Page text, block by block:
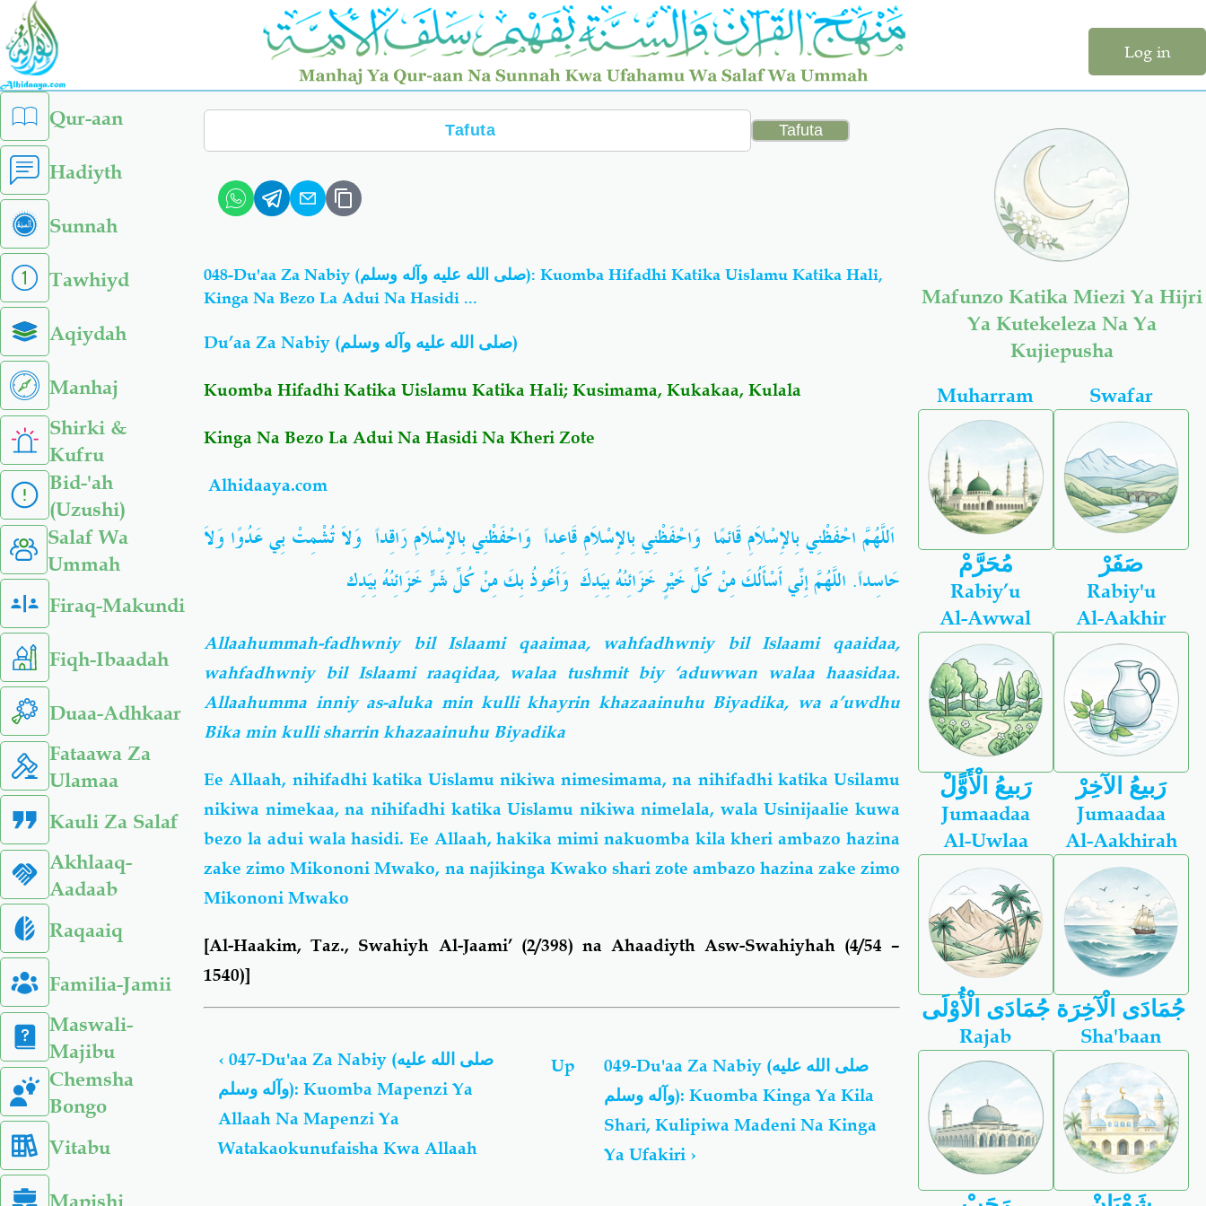
Skip
main
content
Log in
left
sidebar
menu
Qur-aan
Hadiyth
Sunnah
Tawhiyd
Aqiydah
Manhaj
Shirki &
Kufru
Bid-'ah
(Uzushi)
Salaf Wa
Ummah
Firaq-Makundi
Fiqh-Ibaadah
Duaa-Adhkaar
Fataawa Za
Ulamaa
Kauli Za Salaf
Akhlaaq-
Aadaab
Raqaaiq
Familia-Jamii
Maswali-
Majibu
Chemsha
Bongo
Vitabu
Mapishi
Search
048-Du'aa Za Nabiy (صلى الله عليه وآله وسلم): Kuomba Hifadhi Katika Uislamu Katika Hali,
Kinga Na Bezo La Adui Na Hasidi ...
Du’aa Za Nabiy (صلى الله عليه وآله وسلم)
Kuomba Hifadhi Katika Uislamu Katika Hali; Kusimama, Kukakaa, Kulala
Kinga Na Bezo La Adui Na Hasidi Na Kheri Zote
Alhidaaya.com
اَللَّهُمَّ احْفَظْنِي بِالإِسْلاَمِ قَائِمًا وَاحْفَظْنِي بِالإِسْلاَمِ قَاعِداً وَاحْفَظْنِي بِالإِسْلاَمِ رَاقِداً وَلاَ تُشْمِتْ بِي عَدُوًا وَلاَ
حَاسِداً. اللَّهُمَّ إِنِّي أَسْأَلُكَ مِنْ كُلِّ خَيْرٍ خَزَائِنُهُ بِيَدِكَ وَأَعُوذُ بِكَ مِنْ كُلِّ شَرٍّ خَزَائِنُهُ بِيَدِك
Allaahummah-fadhwniy bil Islaami qaaimaa, wahfadhwniy bil Islaami qaaidaa,
wahfadhwniy bil Islaami raaqidaa, walaa tushmit biy ‘aduwwan walaa haasidaa.
Allaahumma inniy as-aluka min kulli khayrin khazaainuhu Biyadika, wa a’uwdhu
Bika min kulli sharrin khazaainuhu Biyadika
Ee Allaah, nihifadhi katika Uislamu nikiwa nimesimama, na nihifadhi katika Usilamu
nikiwa nimekaa, na nihifadhi katika Uislamu nikiwa nimelala, wala Usinijaalie kuwa
bezo la adui wala hasidi. Ee Allaah, hakika mimi nakuomba kila kheri ambazo hazina
zake zimo Mikononi Mwako, na najikinga Kwako shari zote ambazo hazina zake zimo
Mikononi Mwako
[Al-Haakim, Taz., Swahiyh Al-Jaami’ (2/398) na Ahaadiyth Asw-Swahiyhah (4/54 –
1540)]
links
for
Du'aa
Za
Nabiy
‹ 047-Du'aa Za Nabiy (صلى الله عليه
وآله وسلم): Kuomba Mapenzi Ya
Allaah Na Mapenzi Ya
Watakaokunufaisha Kwa Allaah
Up
049-Du'aa Za Nabiy (صلى الله عليه
وآله وسلم): Kuomba Kinga Ya Kila
Shari, Kulipiwa Madeni Na Kinga
Ya Ufakiri ›
Mafunzo Katika Miezi Ya Hijri
Ya Kutekeleza Na Ya
Kujiepusha
Muharram
مُحَرَّمْ
Swafar
صَفَرْ
Rabiy’u
Al-Awwal
رَبيعُ الْأَوًّلْ
Rabiy'u
Al-Aakhir
رَبيعُ الآخِرْ
Jumaadaa
Al-Uwlaa
جُمَادَى الْأُوْلَى
Jumaadaa
Al-Aakhirah
جُمَادَى الْآخِرَة
Rajab Sha'baan